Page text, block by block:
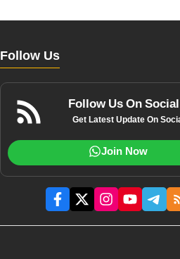
Follow Us
Follow Us On
Get Latest Update On
Join Now